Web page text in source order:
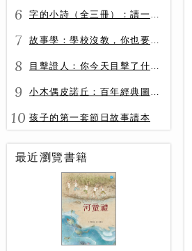
6 字的小詩（全三冊）：讀一首詩，交一個字朋友（字字小宇宙+字字看心情+字字有意思）
7 故事學：學校沒教，你也要會的表達力
8 目擊證人：你今天目擊了什麼？
9 小木偶皮諾丘：百年經典圖文全譯版
10 孩子的第一套節日故事讀本
最近瀏覽書籍